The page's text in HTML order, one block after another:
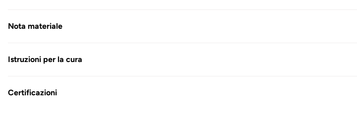
Nota materiale
Istruzioni per la cura
Certificazioni